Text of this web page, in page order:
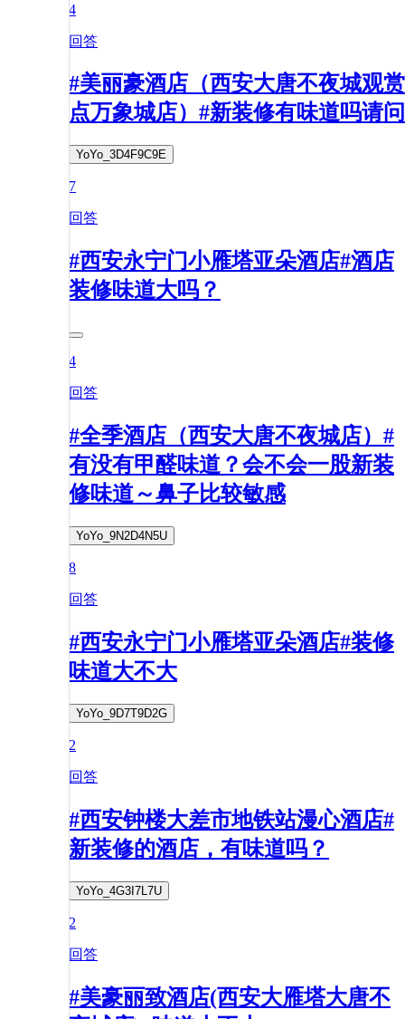
4
回答
#美丽豪酒店（西安大唐不夜城观赏
点万象城店）#新装修有味道吗请问
YoYo_3D4F9C9E
7
回答
#西安永宁门小雁塔亚朵酒店#酒店
装修味道大吗？
4
回答
#全季酒店（西安大唐不夜城店）#
有没有甲醛味道？会不会一股新装
修味道～鼻子比较敏感
YoYo_9N2D4N5U
8
回答
#西安永宁门小雁塔亚朵酒店#装修
味道大不大
YoYo_9D7T9D2G
2
回答
#西安钟楼大差市地铁站漫心酒店#
新装修的酒店，有味道吗？
YoYo_4G3I7L7U
2
回答
#美豪丽致酒店(西安大雁塔大唐不